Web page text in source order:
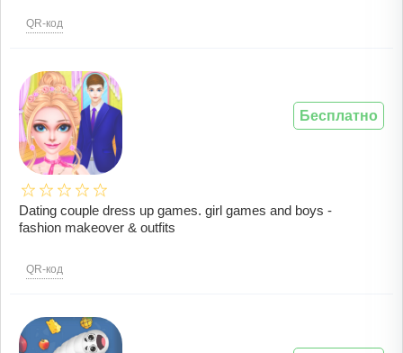
QR-код
Dating couple dress up games. girl games and boys -
fashion makeover & outfits
QR-код
Бесплатно